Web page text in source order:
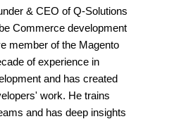
& CEO of Q-Solutions
Commerce development
member of the Magento
of experience in
and has created
work. He trains
and has deep insights